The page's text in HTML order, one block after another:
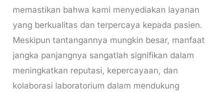
memastikan bahwa kami menyediakan layanan
yang berkualitas dan terpercaya kepada pasien.
Meskipun tantangannya mungkin besar, manfaat
jangka panjangnya sangatlah signifikan dalam
meningkatkan reputasi, kepercayaan, dan
kolaborasi laboratorium dalam mendukung